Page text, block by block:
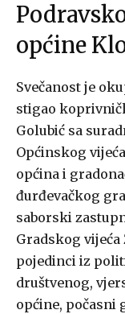
općine
Svečanost je
stigao
Golubić sa
Općinskog
općina i
đurđevačkog
saborski
Gradskog
pojedinci iz
društvenog,
općine, počasni